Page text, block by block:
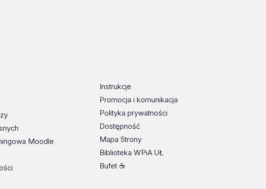
Moodle
Instrukcje
Promocja i komunikacja
Polityka prywatności
Dostępność
Mapa Strony
Biblioteka WPiA UŁ
Bufet ☕